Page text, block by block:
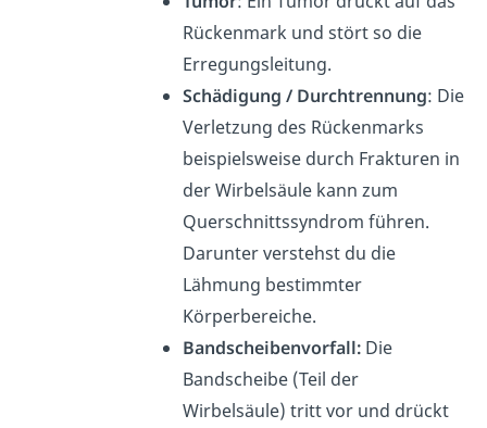
Rückenmark und stört so die
Erregungsleitung.
Schädigung / Durchtrennung: Die
Verletzung des Rückenmarks
beispielsweise durch Frakturen in
der Wirbelsäule kann zum
Querschnittssyndrom führen.
Darunter verstehst du die
Lähmung bestimmter
Körperbereiche.
Bandscheibenvorfall:Die
Bandscheibe (Teil der
Wirbelsäule) tritt vor und drückt